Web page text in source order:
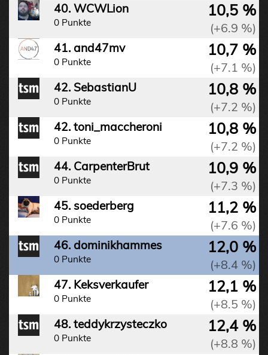
40. WCWLion
0 Punkte
10,5 %
(+6.9 %)
41. and47mv
0 Punkte
10,7 %
(+7.1 %)
42. SebastianU
0 Punkte
10,8 %
(+7.2 %)
42. toni_maccheroni
0 Punkte
10,8 %
(+7.2 %)
44. CarpenterBrut
0 Punkte
10,9 %
(+7.3 %)
45. soederberg
0 Punkte
11,2 %
(+7.6 %)
46. dominikhammes
0 Punkte
12,0 %
(+8.4 %)
47. Keksverkaufer
0 Punkte
12,1 %
(+8.5 %)
48. teddykrzysteczko
0 Punkte
12,4 %
(+8.8 %)